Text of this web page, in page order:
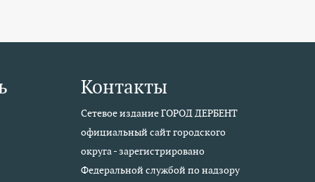
Контакты
Сетевое издание ГОРОД ДЕРБЕНТ
официальный сайт городского
округа - зарегистрировано
Федеральной службой по надзору